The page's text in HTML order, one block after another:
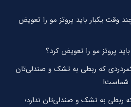
وقت یکبار باید پروتز مو را تعویض
پروتز مو را تعویض کرد؟
که ربطی به تشک و صندلی‌تان
شماست!
ربطی به تشک و صندلی‌تان ندارد؛